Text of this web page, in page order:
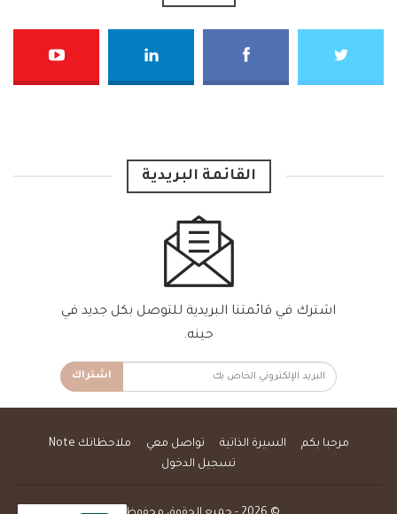
القائمة البريدية
اشترك في قائمتنا البريدية للتوصل بكل جديد في
حينه.
اشتراك
مرحبا بكم السيرة الذاتية تواصل معي
ملاحظاتك Note
تسجيل الدخول